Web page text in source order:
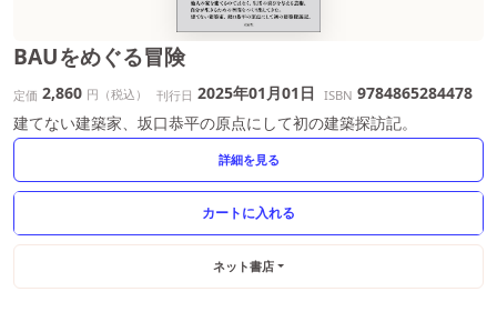
BAUをめぐる冒険
定価 2,860 円（税込） 刊行日 2025年01月01日 ISBN 9784865284478
建てない建築家、坂口恭平の原点にして初の建築探訪記。
詳細を見る
ネット書店